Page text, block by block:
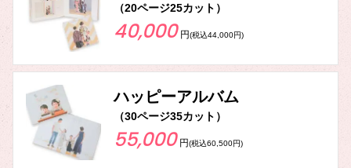
（20ページ25カット）
40,000 円(税込44,000円)
ハッピーアルバム
（30ページ35カット）
55,000 円(税込60,500円)